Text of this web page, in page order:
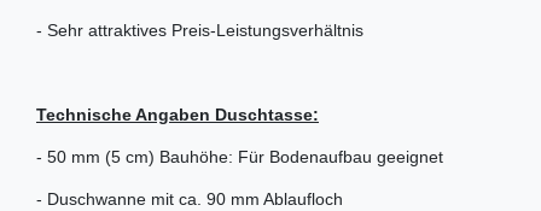
- Sehr attraktives Preis-Leistungsverhältnis
Technische Angaben Duschtasse:
- 50 mm (5 cm) Bauhöhe: Für Bodenaufbau geeignet
- Duschwanne mit ca. 90 mm Ablaufloch